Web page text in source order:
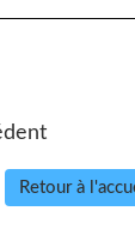
Retour à